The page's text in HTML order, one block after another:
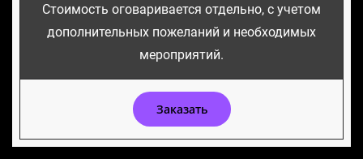
Стоимость оговаривается отдельно, с учетом
дополнительных пожеланий и необходимых
мероприятий.
Заказать